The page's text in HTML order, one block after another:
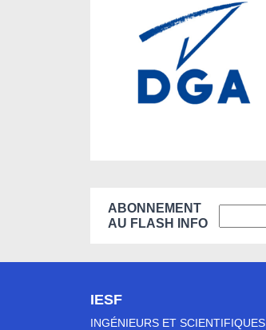
ABONNEMENT
AU FLASH INFO
IESF
INGÉNIEURS ET SCIENTIFIQUES